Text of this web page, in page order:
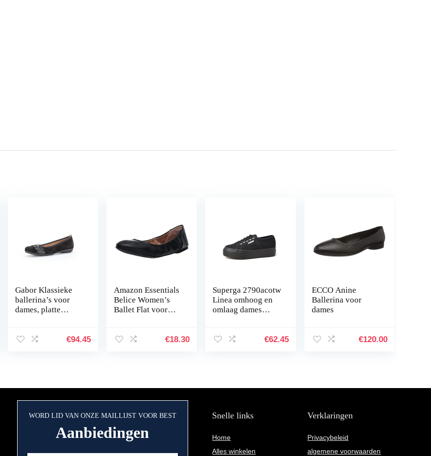
Gabor Klassieke
ballerina’s voor
dames, platte
€94.45
Amazon Essentials
Belice Women’s
Ballet Flat voor
€18.30
Superga 2790acotw
Linea omhoog en
omlaag dames
€62.45
ECCO Anine
Ballerina voor
dames
€120.00
WORD LID VAN ONZE MAILLIJST VOOR BEST
Aanbiedingen
Snelle links
Home
Alles winkelen
Verklaringen
Privacybeleid
algemene voorwaarden